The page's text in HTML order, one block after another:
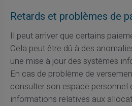
Retards et problèmes de
Il peut arriver que certains
Cela peut être dû à des
une mise à jour des systèmes
En cas de problème de
consulter son espace personnel
informations relatives aux